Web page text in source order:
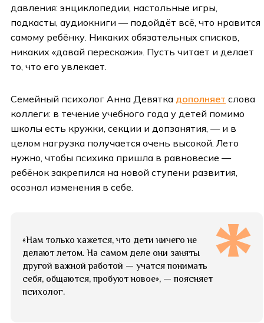
давления: энциклопедии, настольные игры,
подкасты, аудиокниги — подойдёт всё, что нравится
самому ребёнку. Никаких обязательных списков,
никаких «давай перескажи». Пусть читает и делает
то, что его увлекает.
Семейный психолог Анна Девятка дополняет слова
коллеги: в течение учебного года у детей помимо
школы есть кружки, секции и допзанятия, — и в
целом нагрузка получается очень высокой. Лето
нужно, чтобы психика пришла в равновесие —
ребёнок закрепился на новой ступени развития,
осознал изменения в себе.
«Нам только кажется, что дети ничего не
делают летом. На самом деле они заняты
другой важной работой — учатся понимать
себя, общаются, пробуют новое», — поясняет
психолог.